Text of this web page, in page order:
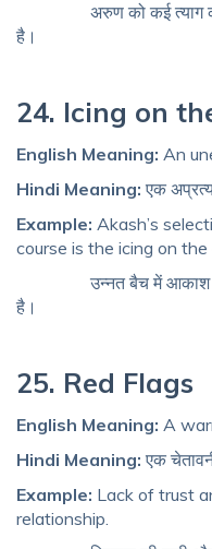
अरुण को कई त्याग
है।
24. Icing on
English Meaning: An
Hindi Meaning: एक
Example: Akash’s
course is the icing on the
उन्नत बैच में आकाश का
है।
25. Red Flags
English Meaning: A
Hindi Meaning: एक
Example: Lack of trust
relationship.